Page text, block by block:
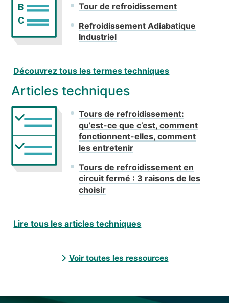
B
C
Tour de refroidissement
Refroidissement Adiabatique
Industriel
Découvrez tous les termes techniques
Articles techniques
Tours de refroidissement:
qu’est-ce que c’est, comment
fonctionnent-elles, comment
les entretenir
Tours de refroidissement en
circuit fermé : 3 raisons de les
choisir
Lire tous les articles techniques
Voir toutes les ressources